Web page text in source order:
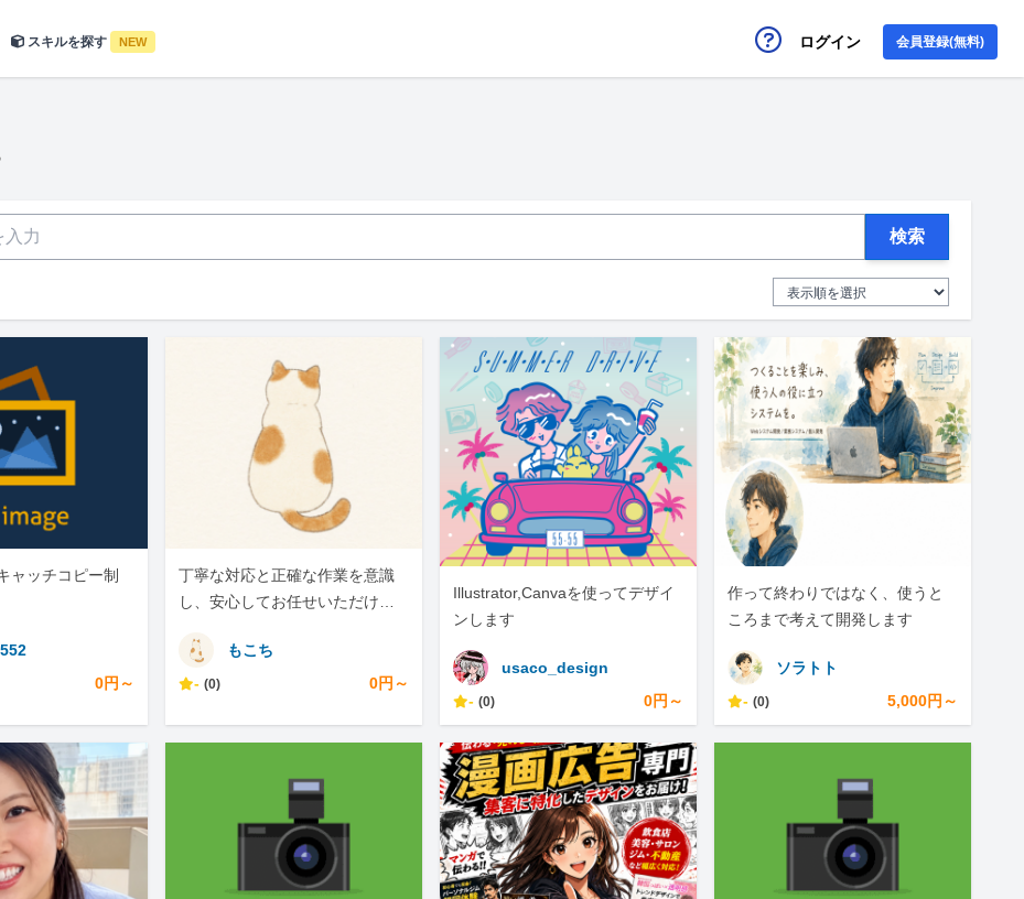
スキルを探す NEW ログイン 会員登録(無料)
検索
ャッチコピー制
0円～
丁寧な対応と正確な作業を意識
し、安心してお任せいただける
もこち
- (0) 0円～
Illustrator,Canvaを使ってデザイ
ンします
usaco_design
- (0) 0円～
作って終わりではなく、使うと
ころまで考えて開発します
ソラトト
- (0) 5,000円～